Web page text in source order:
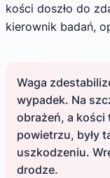
kości doszło do
kierownik badań,
Waga
wypadek. Na
obrażeń, a kości
powietrzu, były
uszkodzeniu.
drodze.